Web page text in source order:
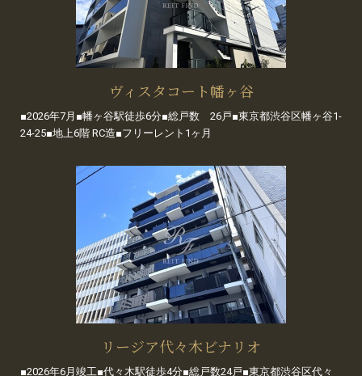
ヴィスタコート幡ヶ谷
■2026年7月■幡ヶ谷駅徒歩6分■総戸数 26戸■東京都渋谷区幡ヶ谷1-
24-25■地上6階 RC造■フリーレント1ヶ月
リージア代々木ビナリオ
■2026年6月竣工■代々木駅徒歩4分■総戸数24戸■東京都渋谷区代々